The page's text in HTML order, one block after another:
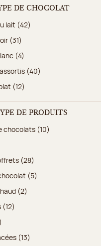
DE CHOCOLAT
lait (42)
(31)
(4)
(40)
(12)
DE PRODUITS
chocolats (10)
(28)
(5)
(2)
(12)
(13)